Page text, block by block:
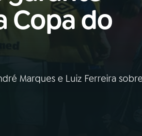
Copa do
Marques e Luiz Ferreira